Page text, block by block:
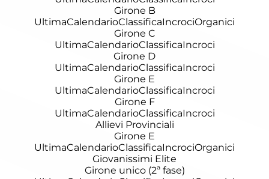
Girone B
UltimaCalendarioClassificaIncrociOrganici
Girone C
UltimaCalendarioClassificaIncroci
Girone D
UltimaCalendarioClassificaIncroci
Girone E
UltimaCalendarioClassificaIncroci
Girone F
UltimaCalendarioClassificaIncroci
Allievi Provinciali
Girone E
UltimaCalendarioClassificaIncrociOrganici
Giovanissimi Elite
Girone unico (2ª fase)